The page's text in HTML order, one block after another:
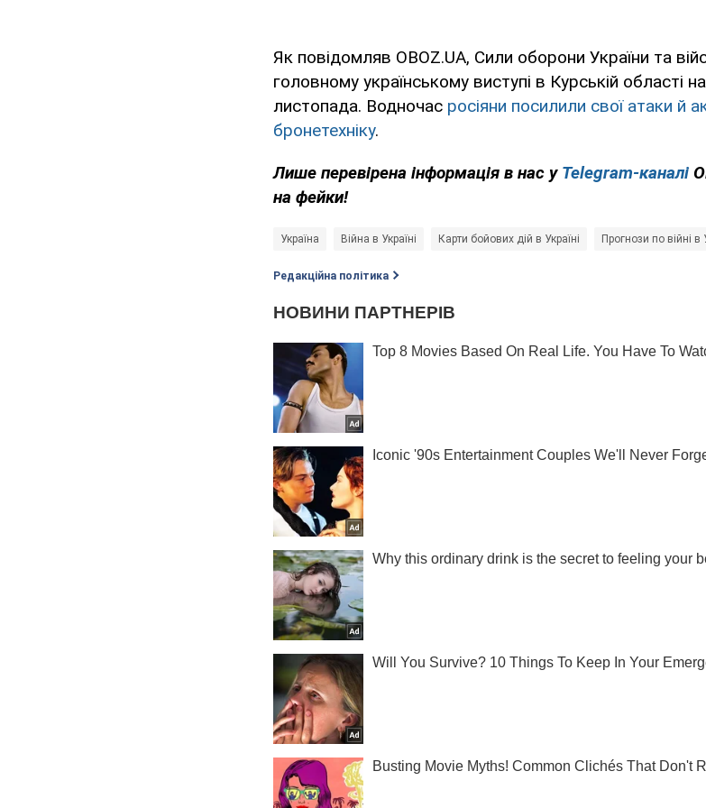
Як повідомляв OBOZ.UA, Сили оборони України та
головному українському виступі в Курській області
листопада. Водночас росіяни посилили свої атаки й
бронетехніку.
Лише перевірена інформація в нас у Telegram-каналі
на фейки!
Україна Війна в Україні Карти бойових дій в Україні Прогнози по війні в
Редакційна політика